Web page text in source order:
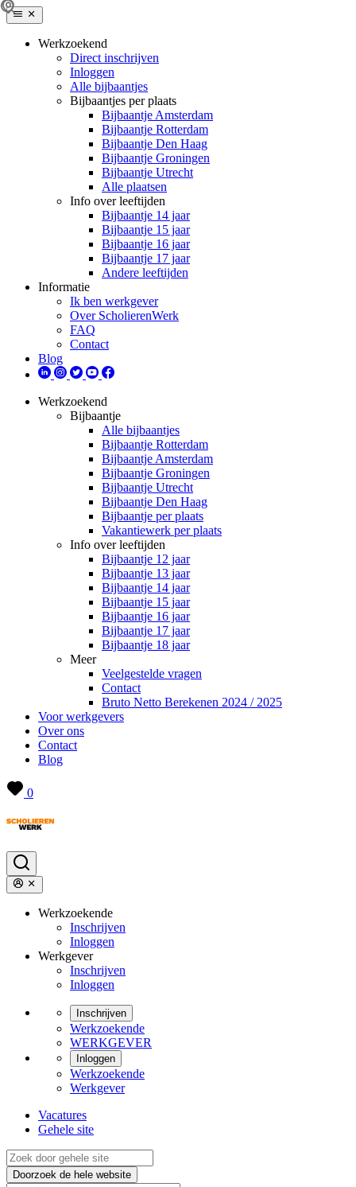
Werkzoekend
Direct inschrijven
Inloggen
Alle bijbaantjes
Bijbaantjes per plaats
Bijbaantje Amsterdam
Bijbaantje Rotterdam
Bijbaantje Den Haag
Bijbaantje Groningen
Bijbaantje Utrecht
Alle plaatsen
Info over leeftijden
Bijbaantje 14 jaar
Bijbaantje 15 jaar
Bijbaantje 16 jaar
Bijbaantje 17 jaar
Andere leeftijden
Informatie
Ik ben werkgever
Over ScholierenWerk
FAQ
Contact
Blog
Werkzoekend
Bijbaantje
Alle bijbaantjes
Bijbaantje Rotterdam
Bijbaantje Amsterdam
Bijbaantje Groningen
Bijbaantje Utrecht
Bijbaantje Den Haag
Bijbaantje per plaats
Vakantiewerk per plaats
Info over leeftijden
Bijbaantje 12 jaar
Bijbaantje 13 jaar
Bijbaantje 14 jaar
Bijbaantje 15 jaar
Bijbaantje 16 jaar
Bijbaantje 17 jaar
Bijbaantje 18 jaar
Meer
Veelgestelde vragen
Contact
Bruto Netto Berekenen 2024 / 2025
Voor werkgevers
Over ons
Contact
Blog
0
Werkzoekende
Inschrijven
Inloggen
Werkgever
Inschrijven
Inloggen
Inschrijven
Werkzoekende
WERKGEVER
Inloggen
Werkzoekende
Werkgever
Vacatures
Gehele site